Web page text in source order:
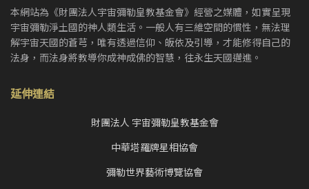
本網站為《財團法人宇宙彌勒皇教基金會》經營之媒體，如實呈現
宇宙彌勒淨土國的神人類生活。一般人有三維空間的慣性，無法理
解宇宙天國的蒼芎，唯有透過信仰、皈依及引導，才能修得自己的
法身，而法身將教導你成神成佛的智慧，往永生天國邁進。
延伸連結
財團法人 宇宙彌勒皇教基金會
中華塔羅牌星相協會
彌勒世界藝術博覽協會